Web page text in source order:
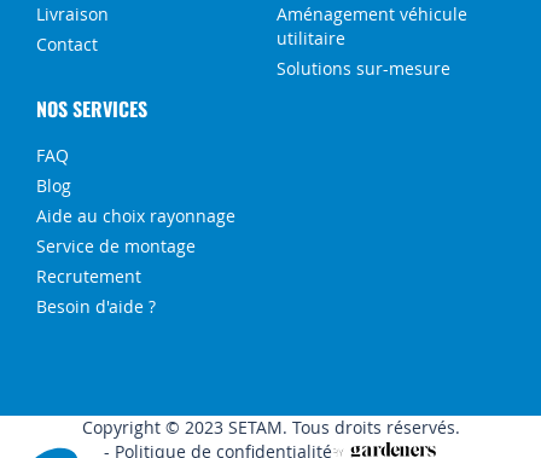
Livraison
Contact
Aménagement véhicule
utilitaire
Solutions sur-mesure
NOS SERVICES
FAQ
Blog
Aide au choix rayonnage
Service de montage
Recrutement
Besoin d'aide ?
Copyright © 2023 SETAM. Tous droits réservés.
Politique de confidentialité